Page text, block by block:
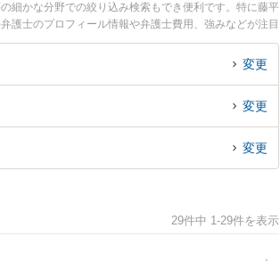
細かな分野での絞り込み検索もでき便利です。特に藤平
護士のプロフィール情報や弁護士費用、強みなどが注目
ル解決の実績豊富な近くの弁護士を検索したい』『初回
変更
変更
変更
29件中 1-29件を表示